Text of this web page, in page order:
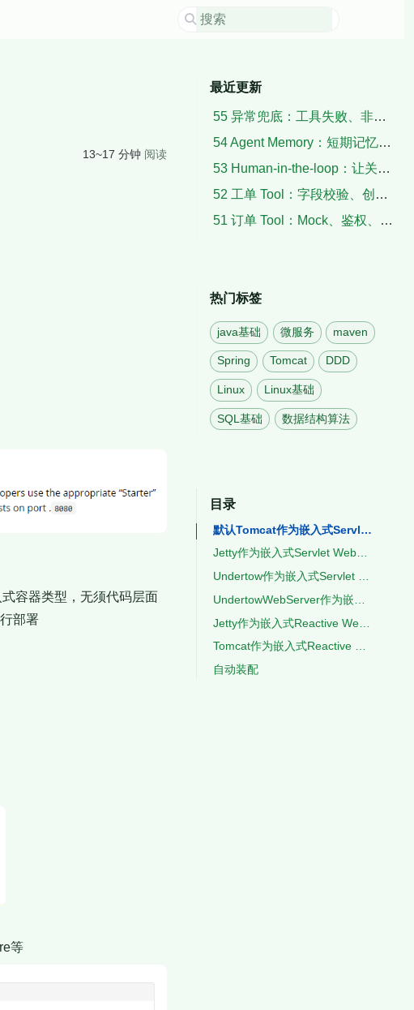
13~17 分钟 阅读
容器类型，无须代码层面
部署
等
最近更新
55 异常兜底：工具失败、非法输出、空检索与超时
54 Agent Memory：短期记忆、用户上下文与摘要
53 Human-in-the-loop：让关键动作暂停、确认与恢复
52 工单 Tool：字段校验、创建结果与失败补偿
51 订单 Tool：Mock、鉴权、状态解析与脱敏
热门标签
java基础 微服务 maven
Spring Tomcat DDD
Linux Linux基础
SQL基础 数据结构算法
目录
默认Tomcat作为嵌入式Servlet Web 容器
Jetty作为嵌入式Servlet Web容器
Undertow作为嵌入式Servlet Web容器
Tomcat作为嵌入式Reactive Web容器
自动装配